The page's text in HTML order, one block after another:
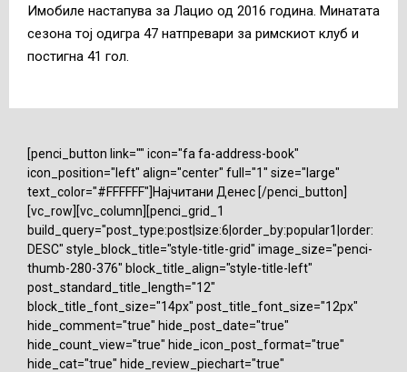
Имобиле настапува за Лацио од 2016 година. Минатата
сезона тој одигра 47 натпревари за римскиот клуб и
постигна 41 гол.
[penci_button link="" icon="fa fa-address-book"
icon_position="left" align="center" full="1" size="large"
text_color="#FFFFFF"]Најчитани Денес [/penci_button]
[vc_row][vc_column][penci_grid_1
build_query="post_type:post|size:6|order_by:popular1|order:
DESC" style_block_title="style-title-grid" image_size="penci-
thumb-280-376" block_title_align="style-title-left"
post_standard_title_length="12"
block_title_font_size="14px" post_title_font_size="12px"
hide_comment="true" hide_post_date="true"
hide_count_view="true" hide_icon_post_format="true"
hide_cat="true" hide_review_piechart="true"